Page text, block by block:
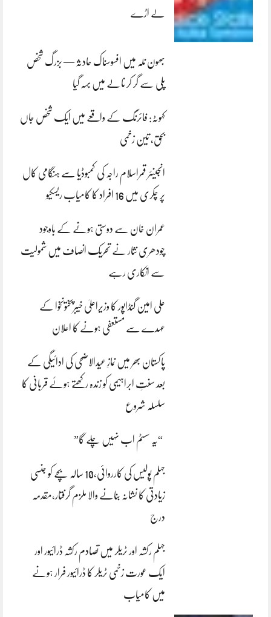
لے اڑے
بھون نلہ میں افسوسناک حادثہ — بزرگ شخص
پلی سے گر کر نالے میں بہہ گیا
کہوٹہ: فائرنگ کے واقعے میں ایک شخص جاں
بحق، تین زخمی
انجینئر قمراسلام راجہ کی کمبوڈیا سے ہنگامی کال
پر چکری میں 16 افراد کا کامیاب ریسکیو
عمران خان سے دوستی ہونے کے باوجود
چودھری نثار نے تحریک انصاف میں شمولیت
سے انکاری رہے
علی امین گنڈاپور کا وزیراعلیٰ خیبرپختونخوا کے
عہدے سے مستعفی ہونے کا اعلان
پاکستان بھر میں نمازِ عیدالاضحی کی ادائیگی کے
بعد سنتِ ابراہیمی کو زندہ رکھتے ہوئے قربانی کا
سلسلہ شروع
“یہ سسٹم اب نہیں چلے گا”
جہلم پولیس کی کارروائی،10 سالہ بچے کو جنسی
زیادتی کا نشانہ بنانے والا ملزم گرفتار،مقدمہ
درج
جہلم رکشہ اور ٹریلر میں تصادم رکشہ ڈرائیور اور
ایک عورت زخمی ٹریلر کا ڈرائیور فرار ہونے
میں کامیاب